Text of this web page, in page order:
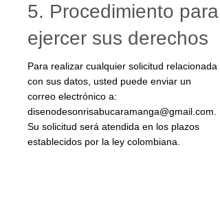
5. Procedimiento para
ejercer sus derechos
Para realizar cualquier solicitud relacionada
con sus datos, usted puede enviar un
correo electrónico a:
disenodesonrisabucaramanga@gmail.com
Su solicitud será atendida en los plazos
establecidos por la ley colombiana.